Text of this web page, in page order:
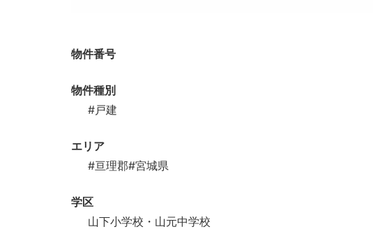
物件番号
物件種別
#戸建
エリア
#亘理郡#宮城県
学区
山下小学校・山元中学校